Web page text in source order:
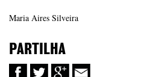
Maria Aires Silveira
PARTILHA